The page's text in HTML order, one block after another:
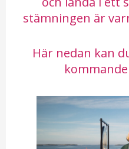
stämningen är
Här nedan kan